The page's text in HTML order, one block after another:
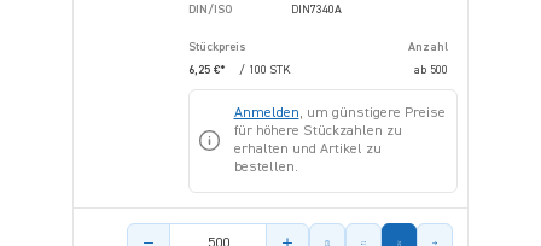
DIN/ISO
DIN7340A
Stückpreis
Anzahl
6,25 €*
/ 100 STK ab 500
Anmelden, um günstigere Preise
für höhere Stückzahlen zu
erhalten und Artikel zu
bestellen.
Menge des Artikels